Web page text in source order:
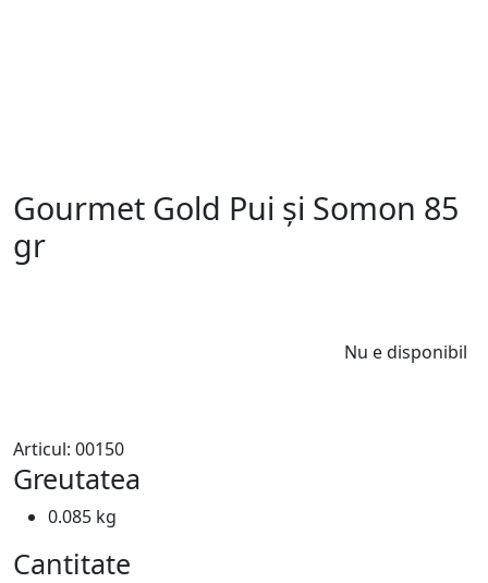
Gourmet Gold Pui și Somon 85
gr
Nu e disponibil
Articul: 00150
Greutatea
0.085 kg
Cantitate